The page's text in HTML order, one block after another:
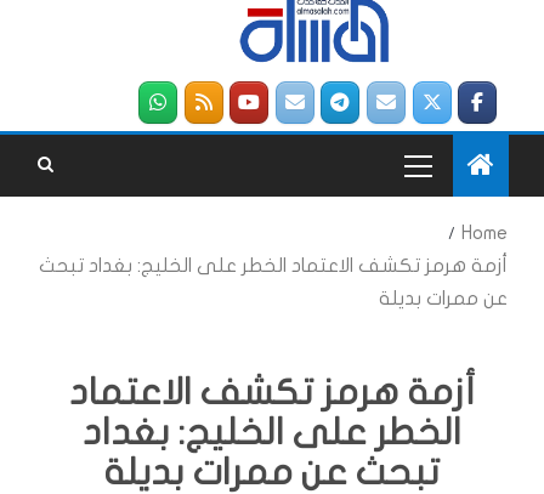
Home
أزمة هرمز تكشف الاعتماد الخطر على الخليج: بغداد تبحث
عن ممرات بديلة
أزمة هرمز تكشف الاعتماد
الخطر على الخليج: بغداد
تبحث عن ممرات بديلة